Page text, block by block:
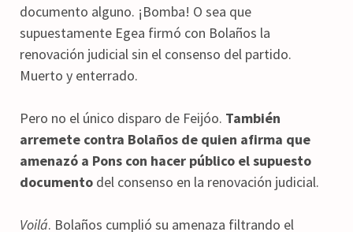
documento alguno. ¡Bomba! O sea que
supuestamente Egea firmó con Bolaños la
renovación judicial sin el consenso del partido.
Muerto y enterrado.
Pero no el único disparo de Feijóo. También
arremete contra Bolaños de quien afirma que
amenazó a Pons con hacer público el supuesto
documento del consenso en la renovación judicial.
Voilá. Bolaños cumplió su amenaza filtrando el